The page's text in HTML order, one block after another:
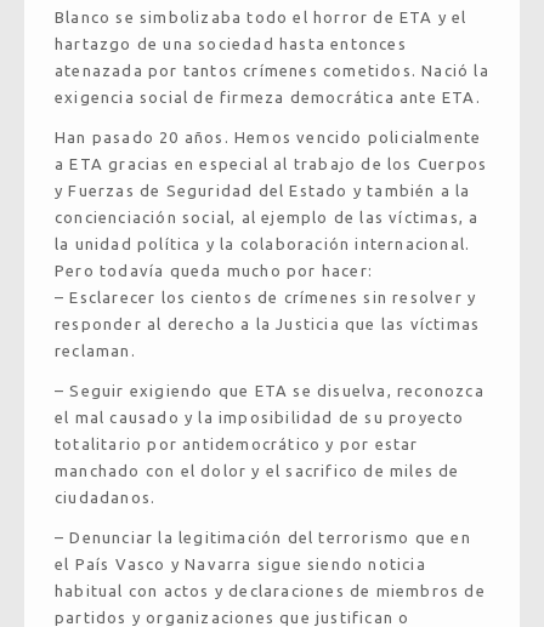
Blanco se simbolizaba todo el horror de ETA y el
hartazgo de una sociedad hasta entonces
atenazada por tantos crímenes cometidos. Nació la
exigencia social de firmeza democrática ante ETA.
Han pasado 20 años. Hemos vencido policialmente
a ETA gracias en especial al trabajo de los Cuerpos
y Fuerzas de Seguridad del Estado y también a la
concienciación social, al ejemplo de las víctimas, a
la unidad política y la colaboración internacional.
Pero todavía queda mucho por hacer:
– Esclarecer los cientos de crímenes sin resolver y
responder al derecho a la Justicia que las víctimas
reclaman.
– Seguir exigiendo que ETA se disuelva, reconozca
el mal causado y la imposibilidad de su proyecto
totalitario por antidemocrático y por estar
manchado con el dolor y el sacrifico de miles de
ciudadanos.
– Denunciar la legitimación del terrorismo que en
el País Vasco y Navarra sigue siendo noticia
habitual con actos y declaraciones de miembros de
partidos y organizaciones que justifican o